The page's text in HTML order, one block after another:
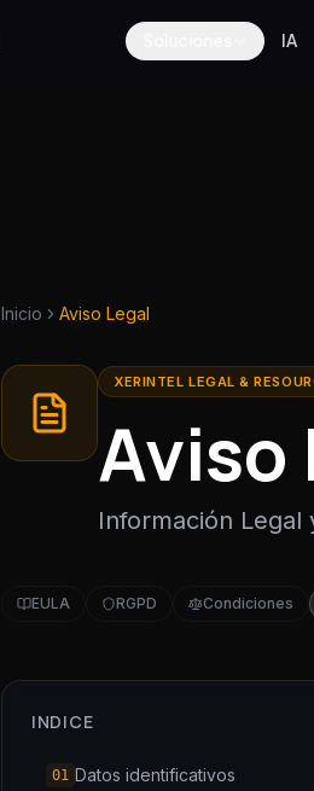
IA
Inicio Aviso Legal
XERINTEL LEGAL &
Aviso
Información Legal
EULA RGPD Condiciones
INDICE
01 Datos identificativos